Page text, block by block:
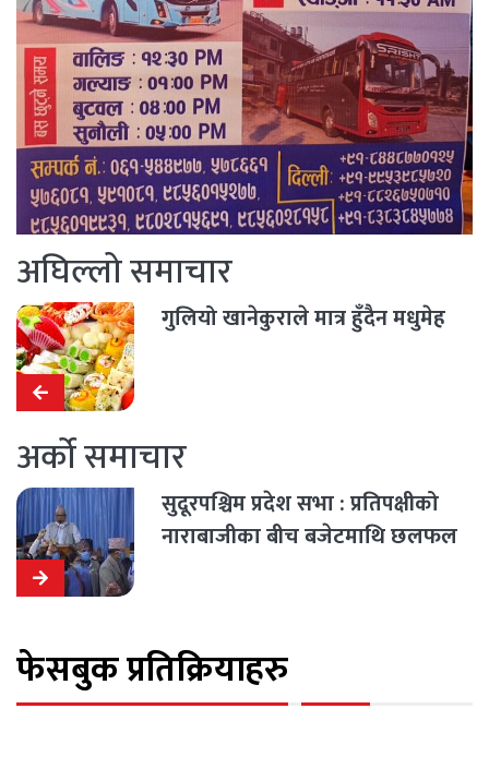
अघिल्लो समाचार
गुलियो खानेकुराले मात्र हुँदैन मधुमेह
अर्को समाचार
सुदूरपश्चिम प्रदेश सभा : प्रतिपक्षीको
नाराबाजीका बीच बजेटमाथि छलफल
फेसबुक प्रतिक्रियाहरु